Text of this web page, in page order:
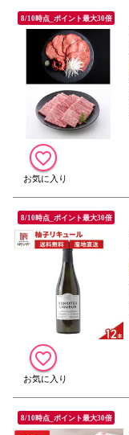
8/10時点_ポイント最大30倍
8/10時点_ポイント最大30倍
8/10時点_ポイント最大30倍